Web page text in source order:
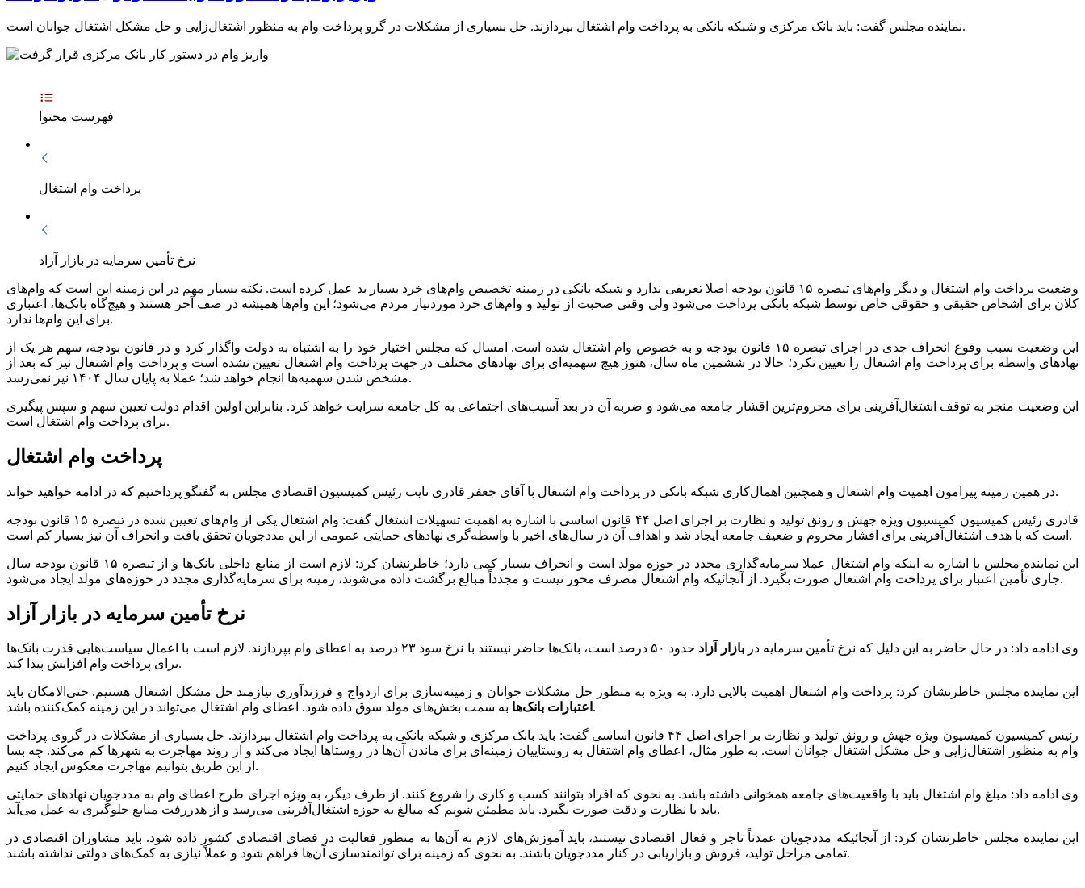
نماینده مجلس گفت: باید بانک مرکزی و شبکه بانکی به پرداخت وام اشتغال بپردازند. حل بسیاری از مشکلات در گرو پرداخت وام به منظور اشتغال‌زایی و حل مشکل اشتغال جوانان است.
فهرست محتوا
پرداخت وام اشتغال
وضعیت پرداخت وام اشتغال و دیگر وام‌های تبصره ۱۵ قانون بودجه اصلا تعریفی ندارد و شبکه بانکی در زمینه تخصیص وام‌های خرد بسیار بد عمل کرده است. نکته بسیار مهم در این زمینه این است که وام‌های
کلان برای اشخاص حقیقی و حقوقی خاص توسط شبکه بانکی پرداخت می‌شود ولی وقتی صحبت از تولید و وام‌های خرد موردنیاز مردم می‌شود؛ این وام‌ها همیشه در صف آخر هستند و هیچ‌گاه بانک‌ها، اعتباری
برای این وام‌ها ندارد.
این وضعیت سبب وقوع انحراف جدی در اجرای تبصره ۱۵ قانون بودجه و به خصوص وام اشتغال شده است. امسال که مجلس اختیار خود را به اشتباه به دولت واگذار کرد و در قانون بودجه، سهم هر یک از
نهادهای واسطه برای پرداخت وام اشتغال را تعیین نکرد؛ حالا در ششمین ماه سال، هنوز هیچ سهمیه‌ای برای نهادهای مختلف در جهت پرداخت وام اشتغال تعیین نشده است و پرداخت وام اشتغال نیز که بعد از
مشخص شدن سهمیه‌ها انجام خواهد شد؛ عملا به پایان سال ۱۴۰۴ نیز نمی‌رسد.
این وضعیت منجر به توقف اشتغال‌آفرینی برای محروم‌ترین اقشار جامعه می‌شود و ضربه آن در بعد آسیب‌های اجتماعی به کل جامعه سرایت خواهد کرد. بنابراین اولین اقدام دولت تعیین سهم و سپس پیگیری
برای پرداخت وام اشتغال است.
پرداخت وام اشتغال
در همین زمینه پیرامون اهمیت وام اشتغال و همچنین اهمال‌کاری شبکه بانکی در پرداخت وام اشتغال با آقای جعفر قادری نایب رئیس کمیسیون اقتصادی مجلس به گفتگو پرداختیم که در ادامه خواهید خواند.
قادری رئیس کمیسیون کمیسیون ویژه جهش و رونق تولید و نظارت بر اجرای اصل ۴۴ قانون اساسی با اشاره به اهمیت تسهیلات اشتغال گفت: وام اشتغال یکی از وام‌های تعیین شده در تبصره ۱۵ قانون بودجه
است که با هدف اشتغال‌آفرینی برای اقشار محروم و ضعیف جامعه ایجاد شد و اهداف آن در سال‌های اخیر با واسطه‌گری نهادهای حمایتی عمومی از این مددجویان تحقق یافت و انحراف آن نیز بسیار کم است.
این نماینده مجلس با اشاره به اینکه وام اشتغال عملا سرمایه‌گذاری مجدد در حوزه مولد است و انحراف بسیار کمی دارد؛ خاطرنشان کرد: لازم است از منابع داخلی بانک‌ها و از تبصره ۱۵ قانون بودجه سال
جاری تأمین اعتبار برای پرداخت وام اشتغال صورت بگیرد. از آنجائیکه وام اشتغال مصرف محور نیست و مجدداً مبالغ برگشت داده می‌شوند، زمینه برای سرمایه‌گذاری مجدد در حوزه‌های مولد ایجاد می‌شود.
وی ادامه داد: در حال حاضر به این دلیل که نرخ تأمین سرمایه دربازار آزاد
حدود ۵۰ درصد است، بانک‌ها حاضر نیستند با نرخ سود ۲۳ درصد به اعطای وام بپردازند. لازم است با اعمال سیاست‌هایی قدرت بانک‌ها
برای پرداخت وام افزایش پیدا کند.
این نماینده مجلس خاطرنشان کرد: پرداخت وام اشتغال اهمیت بالایی دارد. به ویژه به منظور حل مشکلات جوانان و زمینه‌سازی برای ازدواج و فرزندآوری نیازمند حل مشکل اشتغال هستیم. حتی‌الامکان باید
اعتبارات بانک‌ها به سمت بخش‌های مولد سوق داده شود. اعطای وام اشتغال می‌تواند در این زمینه کمک‌کننده باشد.
رئیس کمیسیون کمیسیون ویژه جهش و رونق تولید و نظارت بر اجرای اصل ۴۴ قانون اساسی گفت: باید بانک مرکزی و شبکه بانکی به پرداخت وام اشتغال بپردازند. حل بسیاری از مشکلات در گروی پرداخت
وام به منظور اشتغال‌زایی و حل مشکل اشتغال جوانان است. به طور مثال، اعطای وام اشتغال به روستاییان زمینه‌ای برای ماندن آن‌ها در روستاها ایجاد می‌کند و از روند مهاجرت به شهرها کم می‌کند. چه بسا
از این طریق بتوانیم مهاجرت معکوس ایجاد کنیم.
وی ادامه داد: مبلغ وام اشتغال باید با واقعیت‌های جامعه همخوانی داشته باشد. به نحوی که افراد بتوانند کسب و کاری را شروع کنند. از طرف دیگر، به ویژه اجرای طرح اعطای وام به مددجویان نهادهای حمایتی
باید با نظارت و دقت صورت بگیرد. باید مطمئن شویم که مبالغ به حوزه اشتغال‌آفرینی می‌رسد و از هدررفت منابع جلوگیری به عمل می‌آید.
این نماینده مجلس خاطرنشان کرد: از آنجائیکه مددجویان عمدتاً تاجر و فعال اقتصادی نیستند، باید آموزش‌های لازم به آن‌ها به منظور فعالیت در فضای اقتصادی کشور داده شود. باید مشاوران اقتصادی در
تمامی مراحل تولید، فروش و بازاریابی در کنار مددجویان باشند. به نحوی که زمینه برای توانمندسازی آن‌ها فراهم شود و عملاً نیازی به کمک‌های دولتی نداشته باشند.